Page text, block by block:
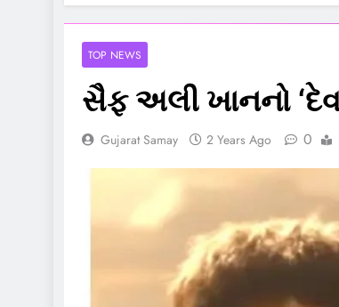
TOP NEWS
સૈફ અલી ખાનનો
Gujarat Samay 2 Years Ago 0